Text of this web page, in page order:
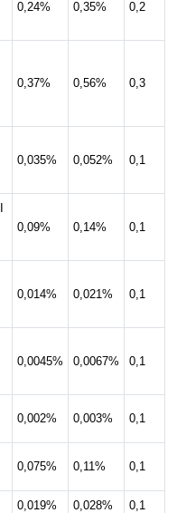
0,24% 0,35% 0,2
0,37% 0,56% 0,3
0,035% 0,052% 0,1
0,09% 0,14% 0,1
0,014% 0,021% 0,1
0,0045% 0,0067% 0,1
0,002% 0,003% 0,1
0,075% 0,11% 0,1
0,019% 0,028% 0,1